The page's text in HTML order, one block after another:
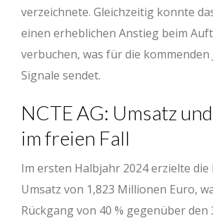
verzeichnete. Gleichzeitig konnte
einen erheblichen Anstieg beim
verbuchen, was für die kommenden
Signale sendet.
NCTE AG: Umsatz
im freien Fall
Im ersten Halbjahr 2024 erzielte die
Umsatz von 1,823 Millionen Euro,
Rückgang von 40 % gegenüber den